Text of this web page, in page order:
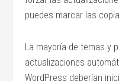
puedes marcar las
La mayoría de temas y
actualizaciones
WordPress deberían